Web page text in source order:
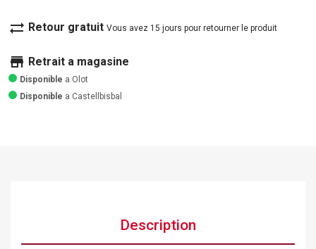
sync_alt Retour gratuit Vous avez 15 jours pour retourner le produit
store Retrait a magasine
Disponible a Olot
Disponible a Castellbisbal
Description